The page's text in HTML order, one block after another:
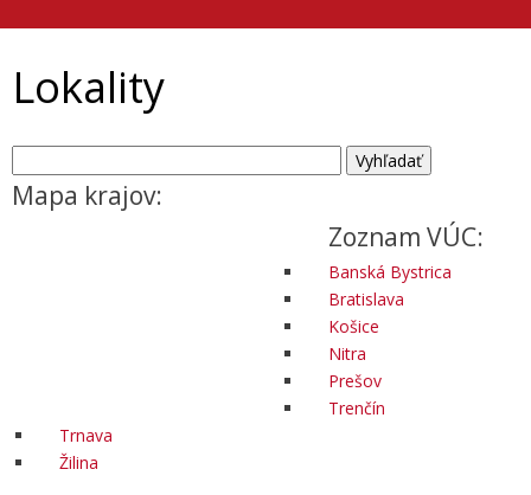
Lokality
Mapa krajov:
Zoznam VÚC:
Banská Bystrica
Bratislava
Košice
Nitra
Prešov
Trenčín
Trnava
Žilina